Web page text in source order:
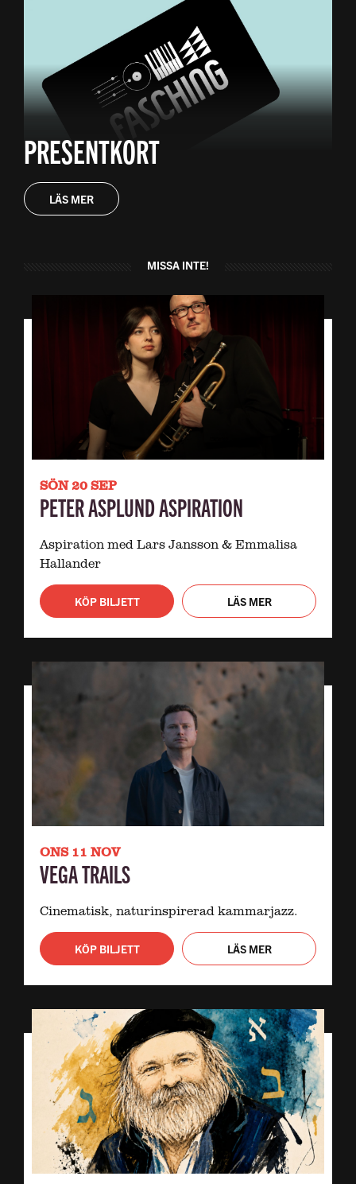
PRESENTKORT
LÄS MER
MISSA INTE!
SÖN 20 SEP
PETER ASPLUND ASPIRATION
Aspiration med Lars Jansson & Emmalisa
Hallander
KÖP BILJETT LÄS MER
ONS 11 NOV
VEGA TRAILS
Cinematisk, naturinspirerad kammarjazz.
KÖP BILJETT LÄS MER